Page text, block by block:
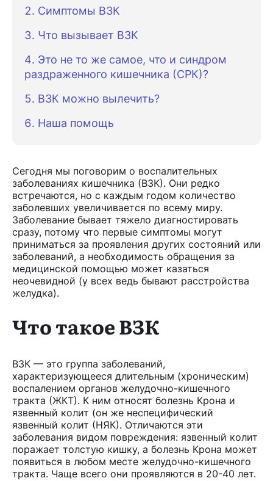
Сегодня мы поговорим о воспалительных
заболеваниях кишечника (ВЗК). Они редко
встречаются, но с каждым годом количество
заболевших увеличивается по всему миру.
Заболевание бывает тяжело диагностировать
сразу, потому что первые симптомы могут
приниматься за проявления других состояний или
заболеваний, а необходимость обращения за
медицинской помощью может казаться
неочевидной (у всех ведь бывают расстройства
желудка).
Что такое ВЗК
ВЗК — это группа заболеваний,
характеризующееся длительным (хроническим)
воспалением органов желудочно-кишечного
тракта (ЖКТ). К ним относят болезнь Крона и
язвенный колит (он же неспецифический
язвенный колит (НЯК). Отличаются эти
заболевания видом повреждения: язвенный колит
поражает толстую кишку, а болезнь Крона может
появиться в любом месте желудочно-кишечного
тракта. Чаще всего они проявляются в 20-40 лет.
Симптомы ВЗК
Что вызывает ВЗК
Это не то же самое, что и синдром
раздраженного кишечника (СРК)?
ВЗК можно вылечить?
Наша помощь